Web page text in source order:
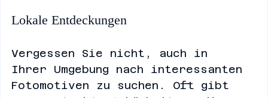
Vergessen Sie nicht, auch in
Ihrer Umgebung nach interessanten